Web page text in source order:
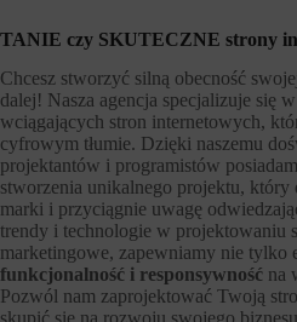
TANIE czy SKUTECZNE strony
Chcesz stworzyć silną obecność
dalej! Nasza agencja specjalizuje się
wciągających stron internetowych,
cyfrowym tłumie. Dzięki naszemu
projektantów i programistów
stworzenia unikalnego projektu,
marki i przyciągnie uwagę
trendy i technologie w projektowaniu
marketingowe, zapewniamy nie tylko
funkcjonalność i responsywność na
Pozwól nam zaprojektować Twoją